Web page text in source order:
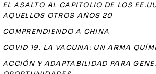
EL ASALTO AL CAPITOLIO DE LOS
AQUELLOS OTROS AÑOS 20
COMPRENDIENDO A CHINA
COVID 19. LA VACUNA: UN ARMA
ACCIÓN Y ADAPTABILIDAD PARA